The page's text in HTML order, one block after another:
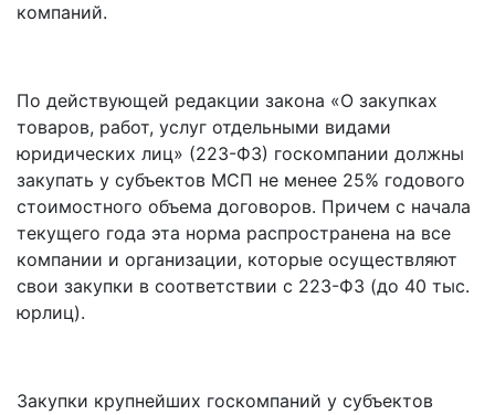
компаний.
По действующей редакции закона «О закупках
товаров, работ, услуг отдельными видами
юридических лиц» (223-ФЗ) госкомпании должны
закупать у субъектов МСП не менее 25% годового
стоимостного объема договоров. Причем с начала
текущего года эта норма распространена на все
компании и организации, которые осуществляют
свои закупки в соответствии с 223-ФЗ (до 40 тыс.
юрлиц).
Закупки крупнейших госкомпаний у субъектов